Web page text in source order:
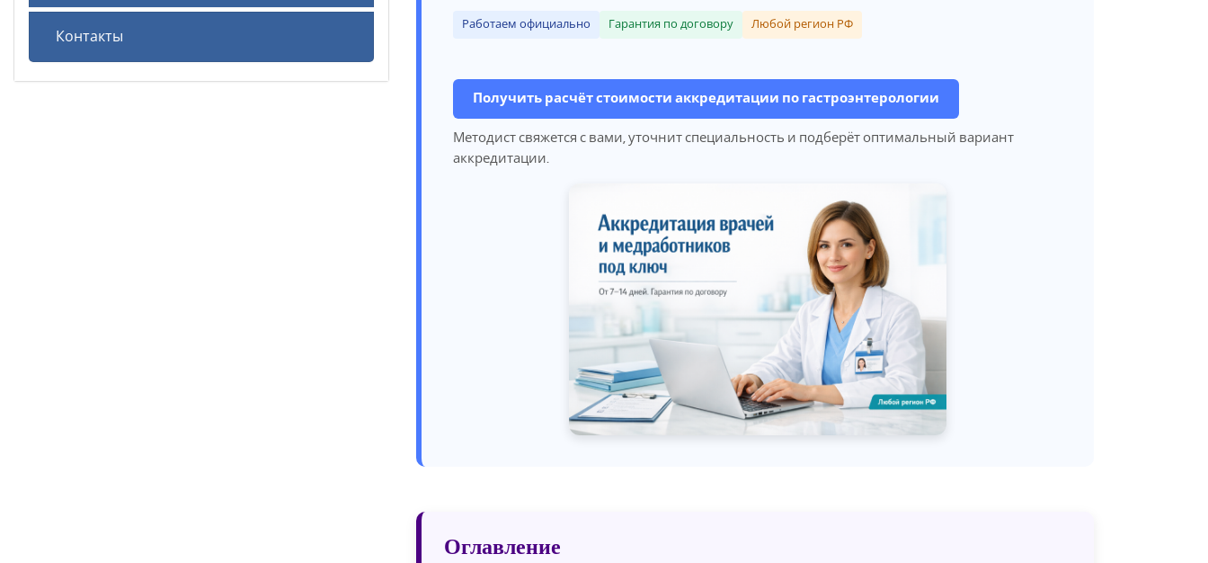
Контакты
Работаем официально Гарантия по договору Любой регион РФ
Получить расчёт стоимости аккредитации по гастроэнтерологии
Методист свяжется с вами, уточнит специальность и подберёт оптимальный вариант
аккредитации.
Оглавление